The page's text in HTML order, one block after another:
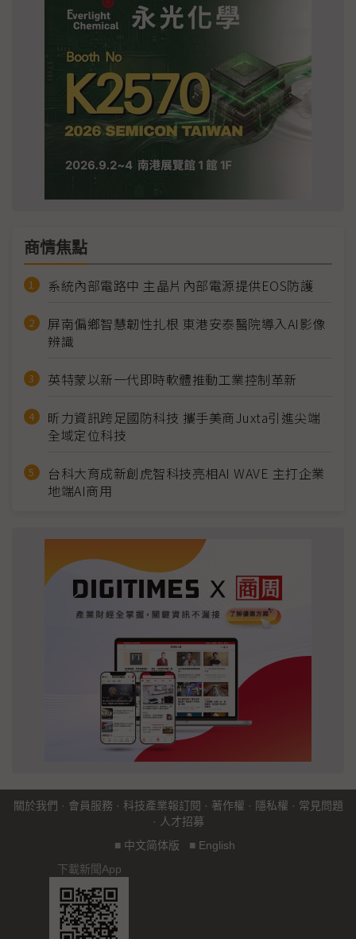
商情焦點
系統內部電路中 主晶片內部電源提供EOS防護
屏南偏鄉智慧韌性扎根 東港安泰醫院導入AI影像
辨識
英特蒙以新一代即時軟體推動工業控制革新
昕力資訊跨足國防科技 攜手美商Juxta引進尖端
全域定位科技
台科大育成新創虎智科技亮相AI WAVE 主打企業
地端AI商用
關於我們 · 會員服務 · 科技產業報訂閱 · 著作權 · 隱私權 · 常見問題
· 人才招募
■ 中文简体版 ■ English
下載新聞App